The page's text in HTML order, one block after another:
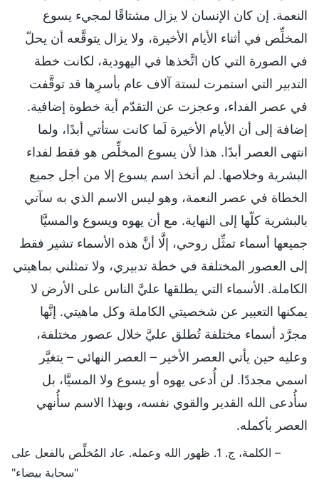
النعمة. إن كان الإنسان لا يزال مشتاقًا لمجيء يسوع
المخلِّص في أثناء الأيام الأخيرة، ولا يزال يتوقَّعه أن يحلّ
في الصورة التي كان اتَّخذها في اليهودية، لكانت خطة
التدبير التي استمرت لستة آلاف عام بأسرِها قد توقَّفت
في عصر الفداء، وعجزت عن التقدّم أية خطوة إضافية.
إضافة إلى أن الأيام الأخيرة لَما كانت ستأتي أبدًا، ولما
انتهى العصر أبدًا. هذا لأن يسوع المخلِّص هو فقط لفداء
البشرية وخلاصها. لم أتخذ اسم يسوع إلا من أجل جميع
الخطاة في عصر النعمة، وهو ليس الاسم الذي به سآتي
بالبشرية كلّها إلى النهاية. مع أن يهوه ويسوع والمسيَّا
جميعها أسماء تمثِّل روحي، إلَّا أنَّ هذه الأسماء تشير فقط
إلى العصور المختلفة في خطة تدبيري، ولا تمثلني بماهيتي
الكاملة. الأسماء التي يطلقها عليَّ الناس على الأرض لا
يمكنها التعبير عن شخصيتي الكاملة وكل ماهيتي. إنَّها
مجرَّد أسماء مختلفة تُطلق عليَّ خلال عصور مختلفة،
وعليه حين يأتي العصر الأخير – العصر النهائي – يتغيَّر
اسمي مجددًا. لن أُدعى يهوه أو يسوع ولا المسيَّا، بل
سأُدعى الله القدير والقوي نفسه، وبهذا الاسم سأُنهي
العصر بأكمله.
– الكلمة، ج. 1. ظهور الله وعمله. عاد المُخلِّص بالفعل على
"سحابة بيضاء"